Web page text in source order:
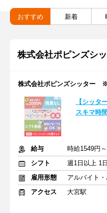
おすすめ 新着
株式会社ポピンズシ
株式会社ポピンズシッター ※
【シッタ
スキマ時
給与
時給1549円
シフト
雇用形態
アルバイト・
アクセス
大宮駅